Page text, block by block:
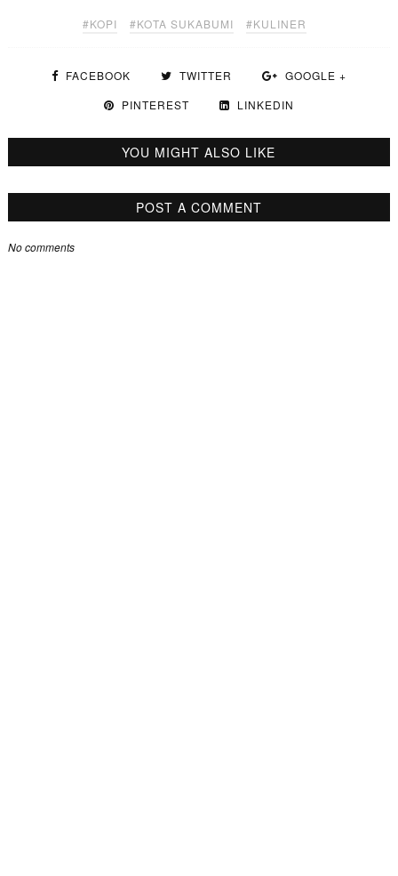
#KOPI #KOTA SUKABUMI #KULINER
FACEBOOK TWITTER
GOOGLE +
PINTEREST
LINKEDIN
YOU MIGHT ALSO LIKE
POST A COMMENT
No comments